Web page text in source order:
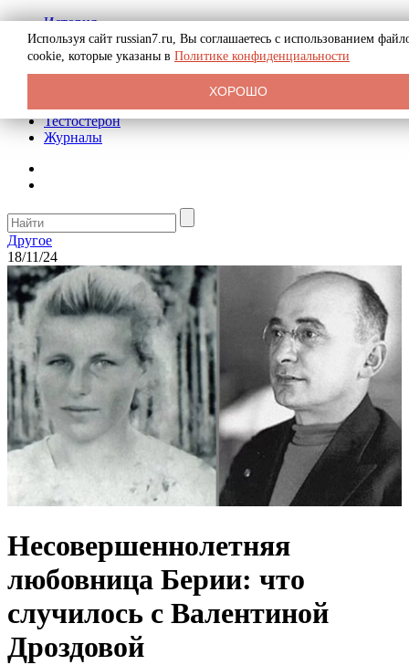
История
Биография
Криминал
Реклама на сайте
Тестостерон
Журналы
Другое
18/11/24
Несовершеннолетняя
любовница Берии: что
случилось с Валентиной
Дроздовой
Используя сайт russian7.ru, Вы соглашаетесь с использованием
cookie, которые указаны в Политике конфиденциальности
ХОРОШО